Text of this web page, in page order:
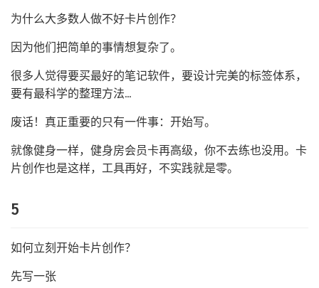
为什么大多数人做不好卡片创作？
因为他们把简单的事情想复杂了。
很多人觉得要买最好的笔记软件，要设计完美的标签体系，
要有最科学的整理方法…
废话！真正重要的只有一件事：开始写。
就像健身一样，健身房会员卡再高级，你不去练也没用。卡
片创作也是这样，工具再好，不实践就是零。
5
如何立刻开始卡片创作？
先写一张